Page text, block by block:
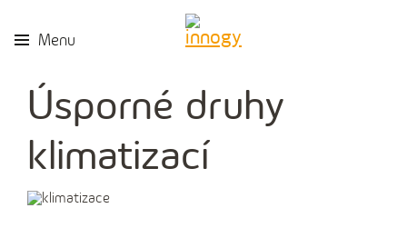
Menu
Úsporné druhy
klimatizací